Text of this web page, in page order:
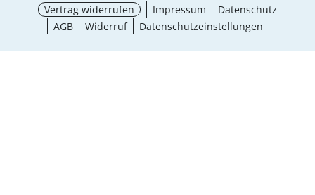
Vertrag widerrufen Impressum
Datenschutz
AGB
Widerruf Datenschutzeinstellungen